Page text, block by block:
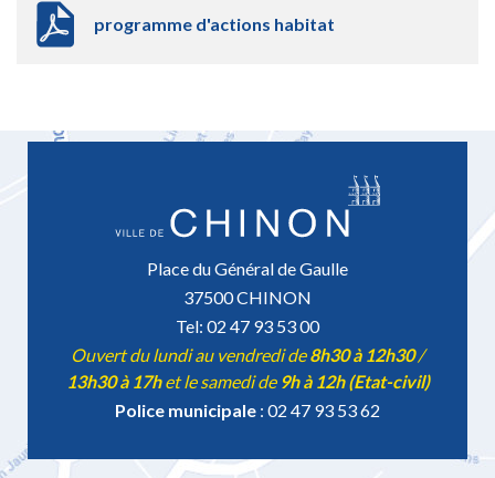
programme d'actions habitat
Place du Général de Gaulle
37500 CHINON
Tel: 02 47 93 53 00
Ouvert du lundi au vendredi de8h30 à 12h30/
13h30 à 17het le samedi de 9h à 12h (Etat-civil)
Police municipale : 02 47 93 53 62